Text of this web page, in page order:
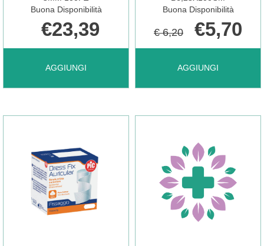
Buona Disponibilità
€23,39
AGGIUNGI
AGGIUNGI BD
Buona Disponibilità
€ 6,20 €5,70
AGGIUNGI
AGGIUNGI BENDA
B6,25X100CM AL
CARRELLO